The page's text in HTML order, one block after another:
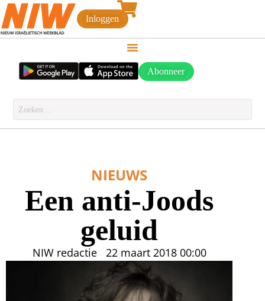
Inloggen
Abonneer
NIEUWS
Een anti-Joods
geluid
NIW redactie 22 maart 2018 00:00